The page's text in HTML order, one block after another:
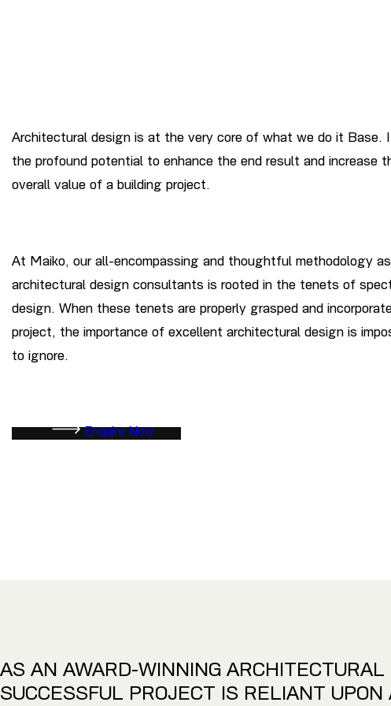
Architectural design is at the very core of what we do it Base.
the profound potential to enhance the end result and increase
overall value of a building project.
At Maiko, our all-encompassing and thoughtful methodology as
architectural design consultants is rooted in the tenets of
design. When these tenets are properly grasped and
project, the importance of excellent architectural design is
to ignore.
Enquire Now
AS AN AWARD-WINNING
SUCCESSFUL PROJECT IS RELIANT